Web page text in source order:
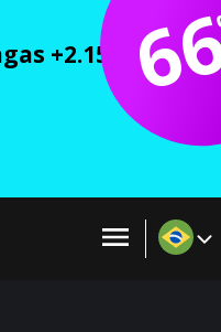
+2.150 cursos